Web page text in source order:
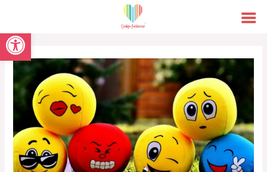
Open toolbar